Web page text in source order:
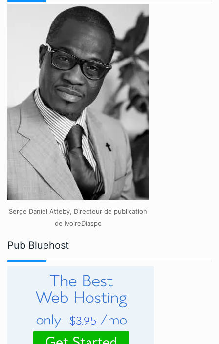
Serge Daniel Atteby, Directeur de publication
de IvoireDiaspo
Pub Bluehost